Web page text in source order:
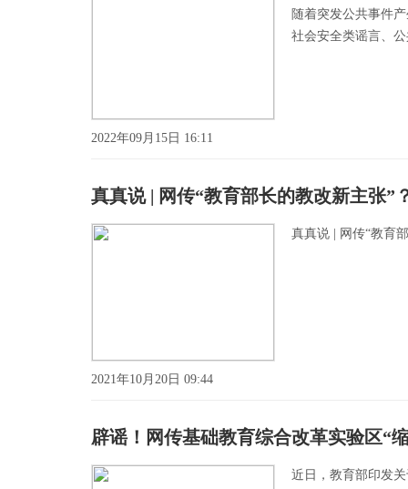
2022年09月15日 16:11
随着突发公共事件
社会安全类谣言、
真真说 | 网传“教育部长的教改新主张”
2021年10月20日 09:44
真真说 | 网传“教育
辟谣！网传基础教育综合改革实验区“
近日，教育部印发